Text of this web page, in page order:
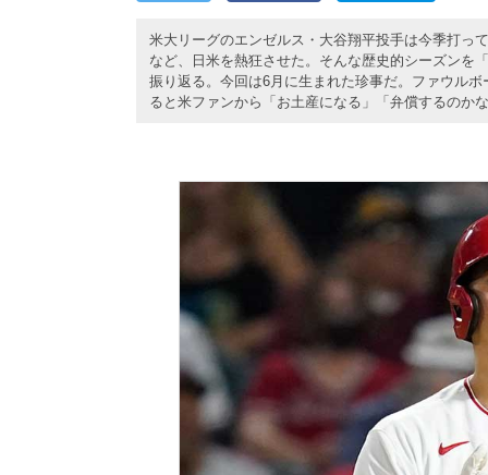
米大リーグのエンゼルス・大谷翔平投手は今季打っ
など、日米を熱狂させた。そんな歴史的シーズンを
振り返る。今回は6月に生まれた珍事だ。ファウル
ると米ファンから「お土産になる」「弁償するのか